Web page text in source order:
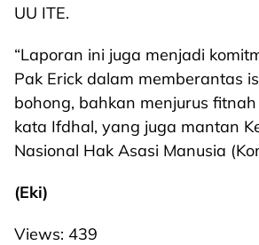
UU ITE.
“Laporan ini juga menjadi
Pak Erick dalam memberantas
bohong, bahkan menjurus
kata Ifdhal, yang juga mantan
Nasional Hak Asasi Manusia
(Eki)
Views: 439